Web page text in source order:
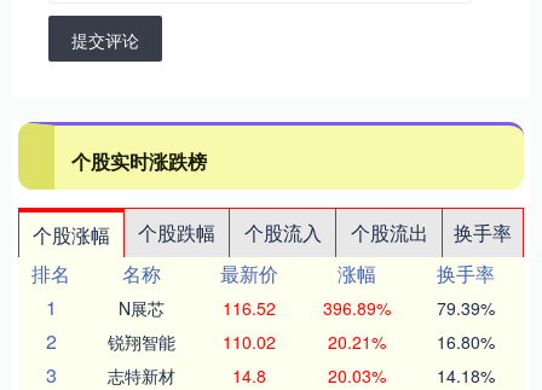
提交评论
个股实时涨跌榜
个股涨幅 个股跌幅 个股流入 个股流出
换手率
排名
名称 最新价 涨幅
换手率
1
N展芯 116.52 396.89% 79.39%
2 锐翔智能 110.02 20.21% 16.80%
3 志特新材 14.8 20.03% 14.18%